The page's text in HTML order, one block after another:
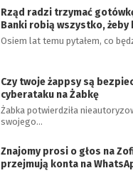
Rząd radzi trzymać
Banki robią wszystko, żeby
Osiem lat temu pytałem, co
Czy twoje żappsy są
cyberataku na Żabkę
Żabka potwierdziła
swojego…
Znajomy prosi o głos na
przejmują konta na